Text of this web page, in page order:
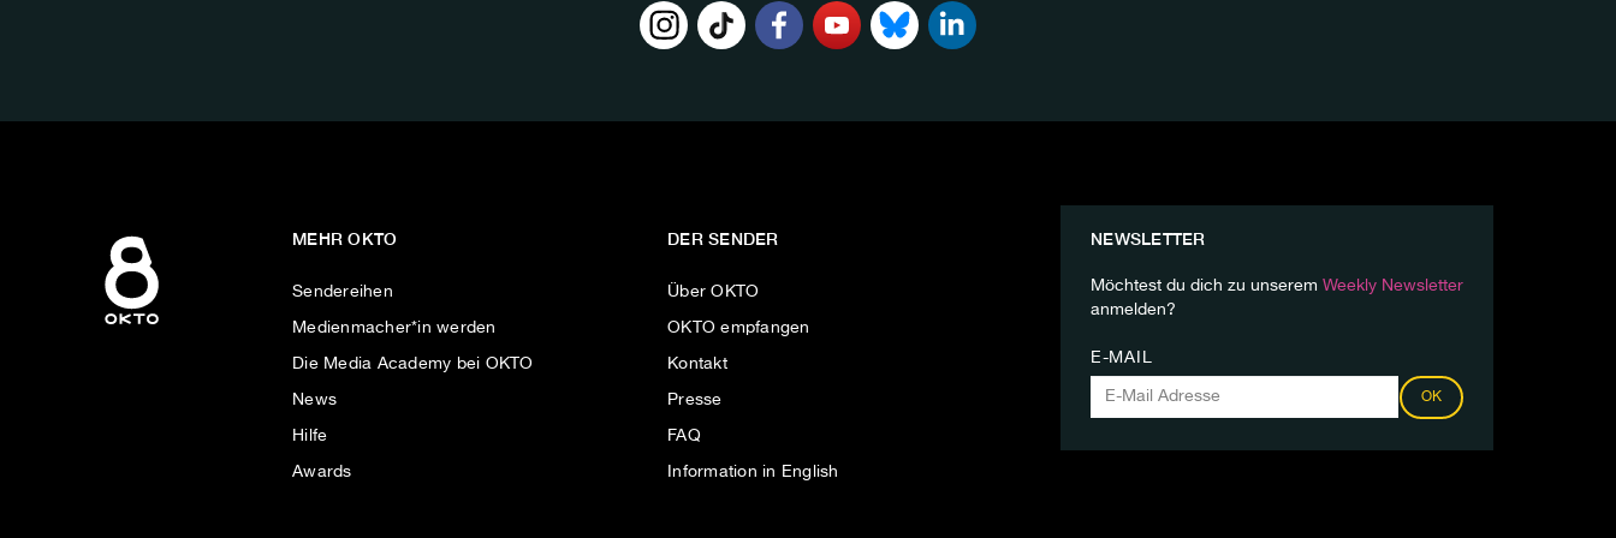
MEHR OKTO
Sendereihen
Medienmacher*in werden
Die Media Academy bei OKTO
News
Hilfe
Awards
DER SENDER
Über OKTO
OKTO empfangen
Kontakt
Presse
FAQ
Information in English
NEWSLETTER
Möchtest du dich zu unserem Weekly Newsletter
anmelden?
E-MAIL
OK